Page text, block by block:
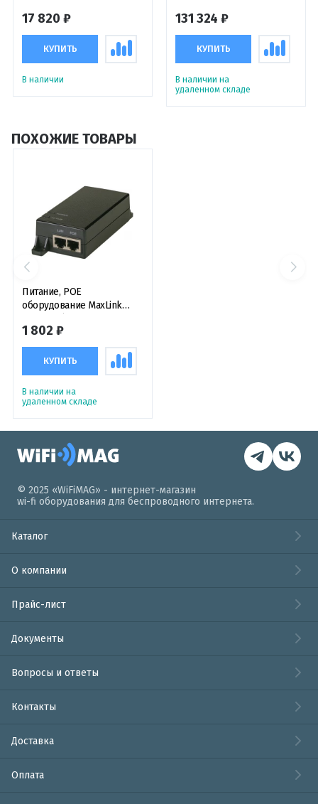
управляемый 5-портовый
с 4-мя портами PoE
коммутатор
17 820 ₽
КУПИТЬ
В наличии
131 324 ₽
КУПИТЬ
В наличии на
удаленном складе
ПОХОЖИЕ ТОВАРЫ
Питание, POE
оборудование MaxLink
320мА, 15,4Вт, 2,5 Гбит/с)
PoE-инжектор питания
1 802 ₽
КУПИТЬ
В наличии на
удаленном складе
© 2025 «WiFiMAG» - интернет-магазин
wi-fi оборудования для беспроводного интернета.
Каталог
О компании
Прайс-лист
Документы
Вопросы и ответы
Контакты
Доставка
Оплата